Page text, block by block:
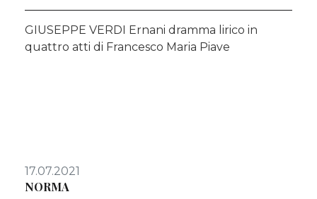
GIUSEPPE VERDI Ernani dramma lirico in
quattro atti di Francesco Maria Piave
17.07.2021
NORMA